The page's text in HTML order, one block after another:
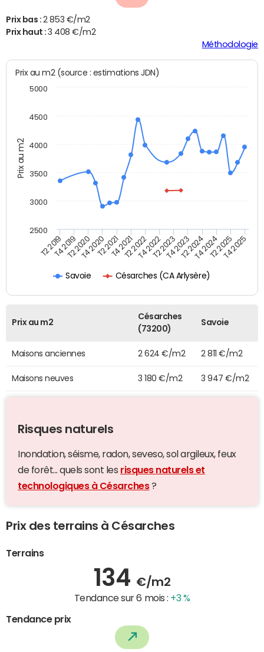
Prix bas : 2 853 €/m2
Prix haut :3 408 €/m2
Méthodologie
Prix au m2
Prix au m2 (source : estimations JDN)
Savoie Césarches (CA Arlysère)
T2 2019T4 2019T2 2020T4 2020T2 2021T4 2021T2 2022T4 2022T2 2023T4 2023T2 2024T4 2024T2 2025T4 2025
2500
3000
3500
4000
4500
5000
Prix au m2
Césarches
(73200)
Savoie
Maisons anciennes 2 624 €/m2 2 811 €/m2
Maisons neuves 3 180 €/m2 3 947 €/m2
Risques naturels
Inondation, séisme, radon, seveso, sol argileux, feux
de forêt... quels sont les risques naturels et
technologiques à Césarches?
Prix des terrains à Césarches
Terrains
134 €/m2
Tendance sur 6 mois : +3 %
Tendance prix